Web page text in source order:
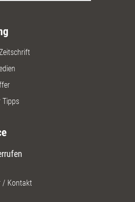
Tipps
/ Kontakt